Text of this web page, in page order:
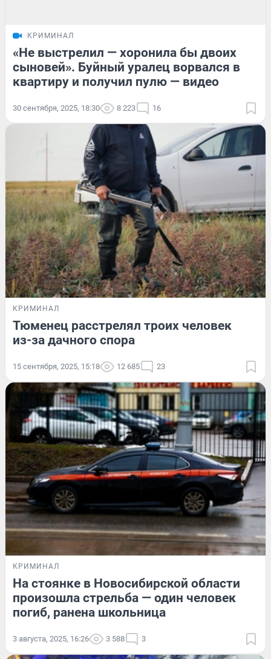
КРИМИНАЛ
«Не выстрелил — хоронила бы двоих
сыновей». Буйный уралец ворвался в
квартиру и получил пулю — видео
30 сентября, 2025, 18:30 8 223 16
КРИМИНАЛ
Тюменец расстрелял троих человек
из-за дачного спора
15 сентября, 2025, 15:18 12 685 23
КРИМИНАЛ
На стоянке в Новосибирской области
произошла стрельба — один человек
погиб, ранена школьница
3 августа, 2025, 16:26 3 588 3